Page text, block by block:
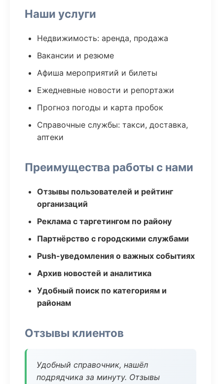
Наши услуги
Недвижимость: аренда, продажа
Вакансии и резюме
Афиша мероприятий и билеты
Ежедневные новости и репортажи
Прогноз погоды и карта пробок
Справочные службы: такси, доставка,
аптеки
Преимущества работы с нами
Отзывы пользователей и рейтинг
организаций
Реклама с таргетингом по району
Партнёрство с городскими службами
Push-уведомления о важных событиях
Архив новостей и аналитика
Удобный поиск по категориям и
районам
Отзывы клиентов
Удобный справочник, нашёл
подрядчика за минуту. Отзывы